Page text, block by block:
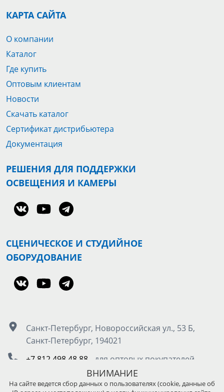
КАРТА САЙТА
О компании
Каталог
Где купить
Оптовым клиентам
Новости
Скачать каталог
Сертификат дистрибьютера
Документация
РЕШЕНИЯ ДЛЯ ПОДДЕРЖКИ
ОСВЕЩЕНИЯ И КАМЕРЫ
СЦЕНИЧЕСКОЕ И СТУДИЙНОЕ
ОБОРУДОВАНИЕ
Санкт-Петербург, Новороссийская ул., 53 Б,
Санкт-Петербург, 194021
+7 812 498 48 88 - для оптовых покупателей
- для розничных покупателей
ВНИМАНИЕ
На сайте ведется сбор данных о пользователях (cookie, данные об